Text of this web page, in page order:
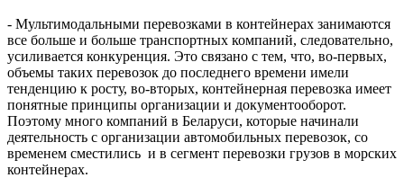
- Мультимодальными перевозками в контейнерах занимаются
все больше и больше транспортных компаний, следовательно,
усиливается конкуренция. Это связано с тем, что, во-первых,
объемы таких перевозок до последнего времени имели
тенденцию к росту, во-вторых, контейнерная перевозка имеет
понятные принципы организации и документооборот.
Поэтому много компаний в Беларуси, которые начинали
деятельность с организации автомобильных перевозок, со
временем сместились и в сегмент перевозки грузов в морских
контейнерах.